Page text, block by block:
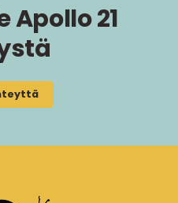
Apollo 21